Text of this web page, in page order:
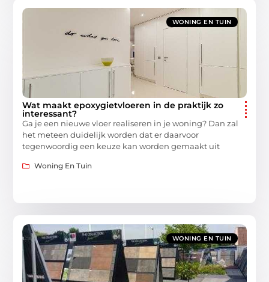
WONING EN TUIN
Wat maakt epoxygietvloeren in de praktijk zo
interessant?
Ga je een nieuwe vloer realiseren in je woning? Dan zal
het meteen duidelijk worden dat er daarvoor
tegenwoordig een keuze kan worden gemaakt uit
Woning En Tuin
WONING EN TUIN